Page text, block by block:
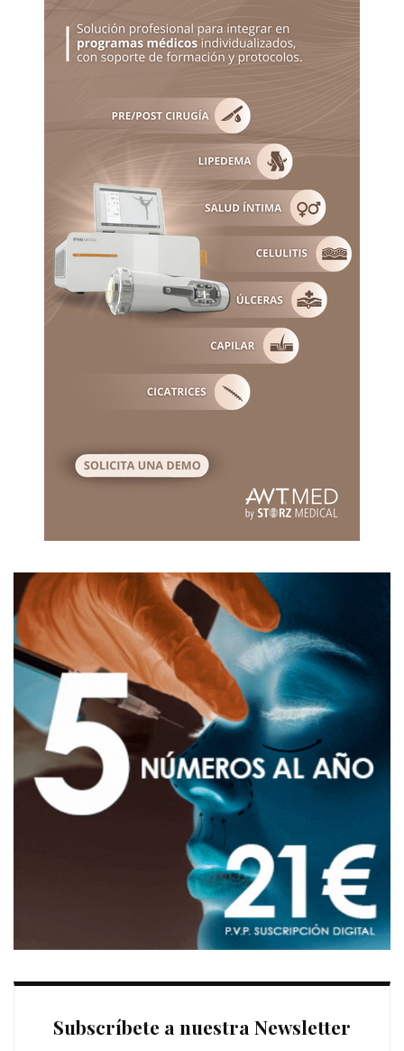
Subscríbete a nuestra Newsletter